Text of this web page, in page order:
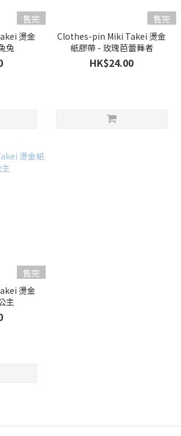
售完
燙金
兔
售完
Clothes-pin Miki Takei 燙金
紙膠帶 - 玫瑰芭蕾舞者
HK$24.00
售完
燙金
主